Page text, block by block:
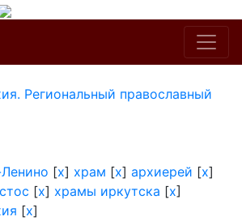
Региональный православный
[x] храм [x] архиерей [x]
[x] храмы иркутска [x]
[x]